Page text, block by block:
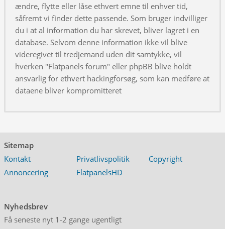
ændre, flytte eller låse ethvert emne til enhver tid,
såfremt vi finder dette passende. Som bruger indvilliger
du i at al information du har skrevet, bliver lagret i en
database. Selvom denne information ikke vil blive
videregivet til tredjemand uden dit samtykke, vil
hverken "Flatpanels forum" eller phpBB blive holdt
ansvarlig for ethvert hackingforsøg, som kan medføre at
dataene bliver kompromitteret
Sitemap
Kontakt
Privatlivspolitik
Copyright
Annoncering
FlatpanelsHD
Nyhedsbrev
Få seneste nyt 1-2 gange ugentligt